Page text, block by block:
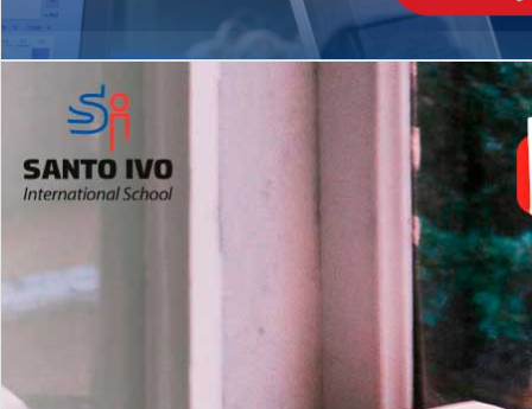
Matrículas Abertas 2026
2º AO 5º ANO FUNDAMENTAL
es
Com imersão Bilingue - Anos
Finais